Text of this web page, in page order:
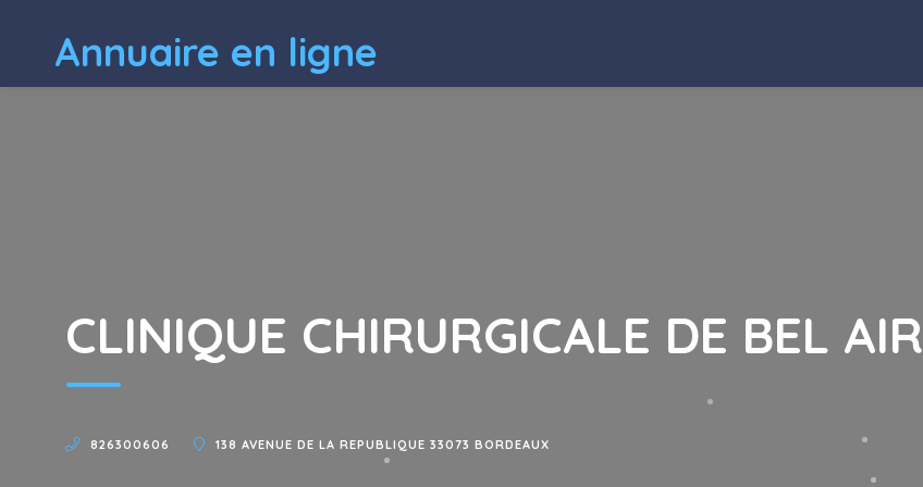
Annuaire en ligne
CLINIQUE CHIRURGICALE DE BEL AIR
826300606 138 AVENUE DE LA REPUBLIQUE 33073 BORDEAUX